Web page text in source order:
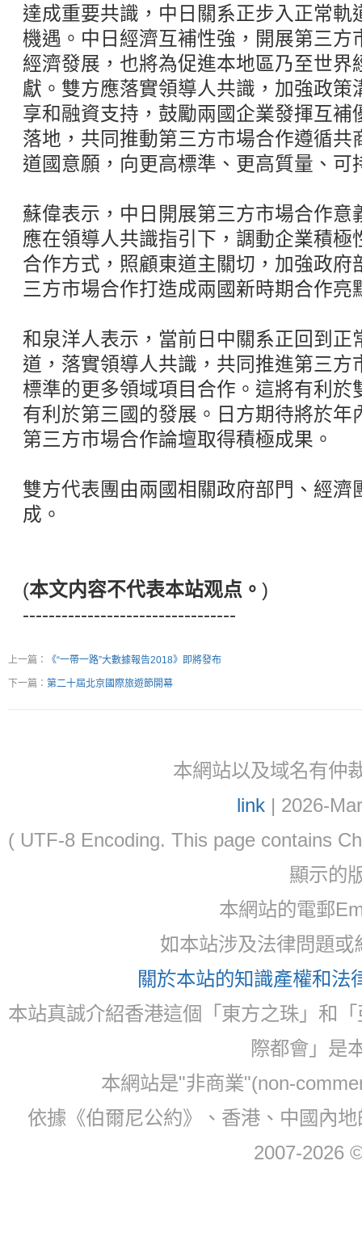
達成重要共識，中日關系正步入正常軌
機遇。中日經濟互補性強，開展第三方
經濟發展，也將為促進本地區乃至世界
獻。雙方應落實領導人共識，加強政策
享和融資支持，鼓勵兩國企業發揮互補
落地，共同推動第三方市場合作遵循共
道國意願，向更高標準、更高質量、可
蘇偉表示，中日開展第三方市場合作意
應在領導人共識指引下，調動企業積極
合作方式，照顧東道主關切，加強政府
三方市場合作打造成兩國新時期合作亮
和泉洋人表示，當前日中關系正回到正
道，落實領導人共識，共同推進第三方
標準的更多領域項目合作。這將有利於
有利於第三國的發展。日方期待將於年
第三方市場合作論壇取得積極成果。
雙方代表團由兩國相關政府部門、經濟
成。
(本文内容不代表本站观点。 )
---------------------------------
上一篇： 《“一帶一路”大數據報告2018》即將發布
下一篇： 第二十屆北京國際旅遊節開幕
本網站以及域名有仲
link| 2026-
( UTF-8 Encoding. This page contains
顯示的
本網站的電郵
如本站涉及法律問題
關於本站的知識產權和法
本站真誠介紹香港這個「東方之珠」和
際都會」是
本網站是"非商業"(non-
依據《伯爾尼公約》、香港、中國內
2007-2026